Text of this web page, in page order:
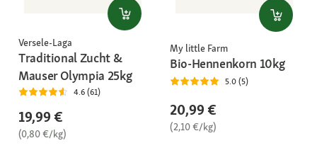
Versele-Laga
Traditional Zucht &
Mauser Olympia 25kg
4.6 (61)
19,99 €
(0,80 €/kg)
My little Farm
Bio-Hennenkorn 10kg
5.0 (5)
20,99 €
(2,10 €/kg)